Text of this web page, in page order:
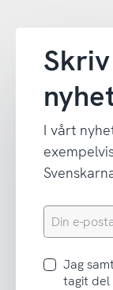
I vårt
Din
e-
Jag
samtycker
Jag
tagit del